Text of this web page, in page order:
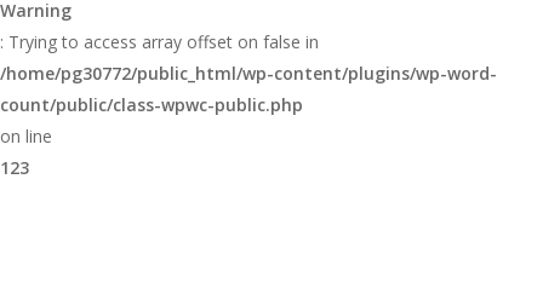
Warning
: Trying to access array offset on false in
/home/pg30772/public_html/wp-content/plugins/wp-word-
count/public/class-wpwc-public.php
on line
123